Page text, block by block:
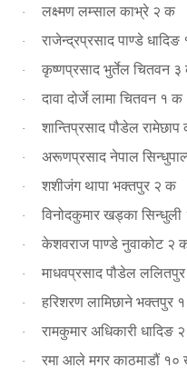
· लक्ष्मण लम्साल काभ्रे २ क
· राजेन्द्रप्रसाद पाण्डे
· कृष्णप्रसाद भुर्तेल चितवन
· दावा दोर्जे लामा चितवन १ क
· शान्तिप्रसाद पौडेल
· अरूणप्रसाद नेपाल
· शशीजंग थापा भक्तपुर २ क
· विनोदकुमार खड्का
· केशवराज पाण्डे नुवाकोट २
· माधवप्रसाद पौडेल
· हरिशरण लामिछाने भक्तपुर
· रामकुमार अधिकारी धादिङ
· रमा आले मगर काठमाडौं १०